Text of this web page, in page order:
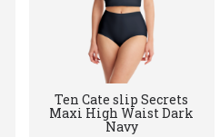
Ten Cate slip Secrets
Maxi High Waist Dark
Navy